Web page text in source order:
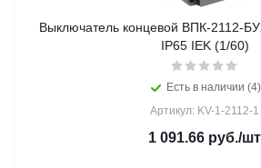
Выключатель концевой ВПК-2112-
IP65 IEK (1/60)
Есть в наличии (4)
Артикул: KV-1-2112-1
1 091.66 руб./шт